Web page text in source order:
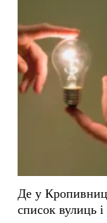
Де у
список вулиць